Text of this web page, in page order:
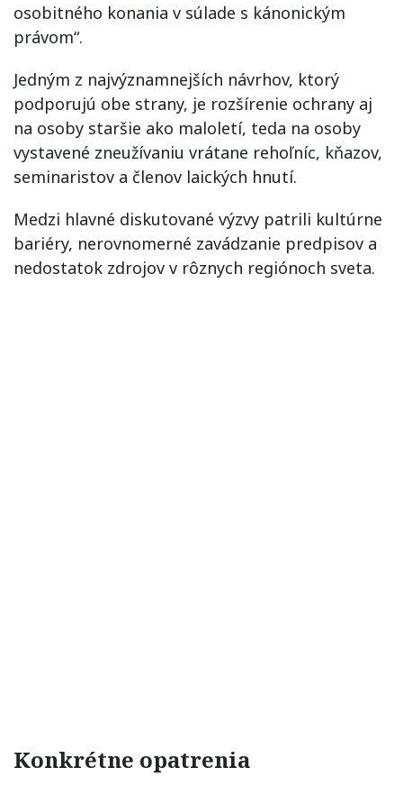
osobitného konania v súlade s kánonickým
právom“.
Jedným z najvýznamnejších návrhov, ktorý
podporujú obe strany, je rozšírenie ochrany aj
na osoby staršie ako maloletí, teda na osoby
vystavené zneužívaniu vrátane rehoľníc, kňazov,
seminaristov a členov laických hnutí.
Medzi hlavné diskutované výzvy patrili kultúrne
bariéry, nerovnomerné zavádzanie predpisov a
nedostatok zdrojov v rôznych regiónoch sveta.
Konkrétne opatrenia